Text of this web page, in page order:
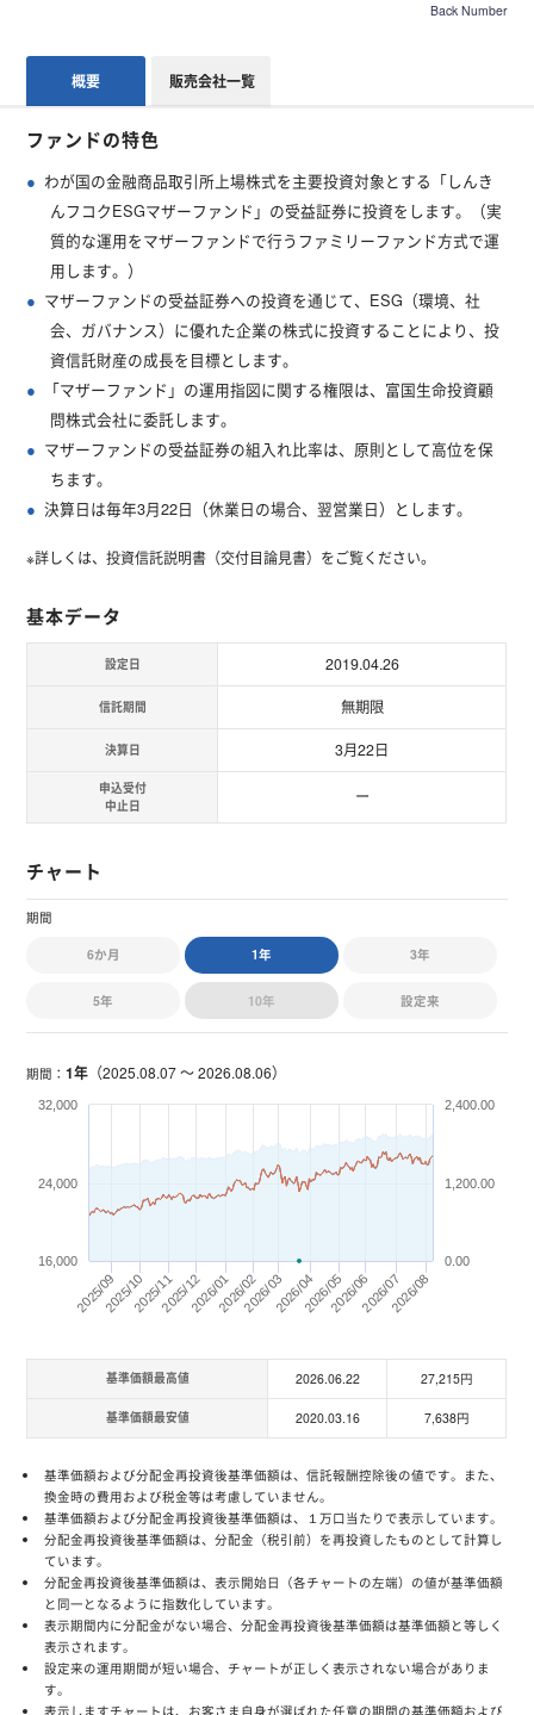
Back Number
概要 販売会社一覧
ファンドの特色
わが国の金融商品取引所上場株式を主要投資対象とする「しんき
んフコクESGマザーファンド」の受益証券に投資をします。（実
質的な運用をマザーファンドで行うファミリーファンド方式で運
用します。）
マザーファンドの受益証券への投資を通じて、ESG（環境、社
会、ガバナンス）に優れた企業の株式に投資することにより、投
資信託財産の成長を目標とします。
「マザーファンド」の運用指図に関する権限は、富国生命投資顧
問株式会社に委託します。
マザーファンドの受益証券の組入れ比率は、原則として高位を保
ちます。
決算日は毎年3月22日（休業日の場合、翌営業日）とします。
※詳しくは、投資信託説明書（交付目論見書）をご覧ください。
基本データ
設定日 2019.04.26
信託期間 無期限
決算日 3月22日
申込受付
中止日
ー
チャート
期間
6か月 1年 3年
5年 10年 設定来
期間：1年 （2025.08.07 〜 2026.08.06）
2025/092025/102025/112025/122026/012026/022026/032026/042026/052026/062026/072026/08
16,000
24,000
32,000
0.00
2,400.00
1,200.00
基準価額最高値 2026.06.22 27,215円
基準価額最安値 2020.03.16 7,638円
基準価額および分配金再投資後基準価額は、信託報酬控除後の値です。また、
換金時の費用および税金等は考慮していません。
基準価額および分配金再投資後基準価額は、１万口当たりで表示しています。
分配金再投資後基準価額は、分配金（税引前）を再投資したものとして計算し
ています。
分配金再投資後基準価額は、表示開始日（各チャートの左端）の値が基準価額
と同一となるように指数化しています。
表示期間内に分配金がない場合、分配金再投資後基準価額は基準価額と等しく
表示されます。
設定来の運用期間が短い場合、チャートが正しく表示されない場合がありま
す。
表示しますチャートは、お客さま自身が選ばれた任意の期間の基準価額および